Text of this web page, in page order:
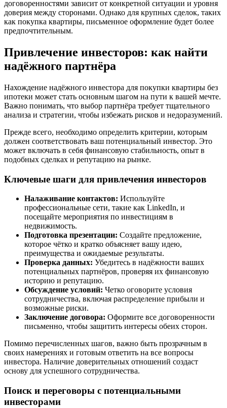
договоренностями зависит от конкретной ситуации и уровня
доверия между сторонами. Однако для крупных сделок, таких
как покупка квартиры, письменное оформление будет более
предпочтительным.
Привлечение инвесторов: как найти
надёжного партнёра
Нахождение надёжного инвестора для покупки квартиры без
ипотеки может стать основным шагом на пути к вашей мечте.
Важно понимать, что выбор партнёра требует тщательного
анализа и стратегии, чтобы избежать рисков и недоразумений.
Прежде всего, необходимо определить критерии, которым
должен соответствовать ваш потенциальный инвестор. Это
может включать в себя финансовую стабильность, опыт в
подобных сделках и репутацию на рынке.
Ключевые шаги для привлечения инвесторов
Налаживание контактов: Используйте
профессиональные сети, такие как LinkedIn, и
посещайте мероприятия по инвестициям в
недвижимость.
Подготовка презентации: Создайте предложение,
которое чётко и кратко объясняет вашу идею,
преимущества и ожидаемые результаты.
Проверка данных: Убедитесь в надёжности ваших
потенциальных партнёров, проверяя их финансовую
историю и репутацию.
Обсуждение условий: Четко оговорите условия
сотрудничества, включая распределение прибыли и
возможные риски.
Заключение договора: Оформите все договоренности
письменно, чтобы защитить интересы обеих сторон.
Помимо перечисленных шагов, важно быть прозрачным в
своих намерениях и готовым ответить на все вопросы
инвестора. Наличие доверительных отношений создаст
основу для успешного сотрудничества.
Поиск и переговоры с потенциальными
инвесторами